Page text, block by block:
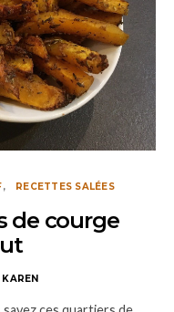
RECETTES SALÉES
de courge
KAREN